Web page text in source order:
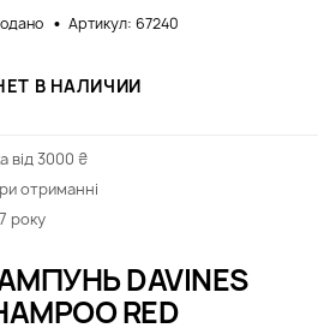
DAVINES
RED
Артикул: 67240
В НАЛИЧИИ
від 3000 ₴
отриманні
року